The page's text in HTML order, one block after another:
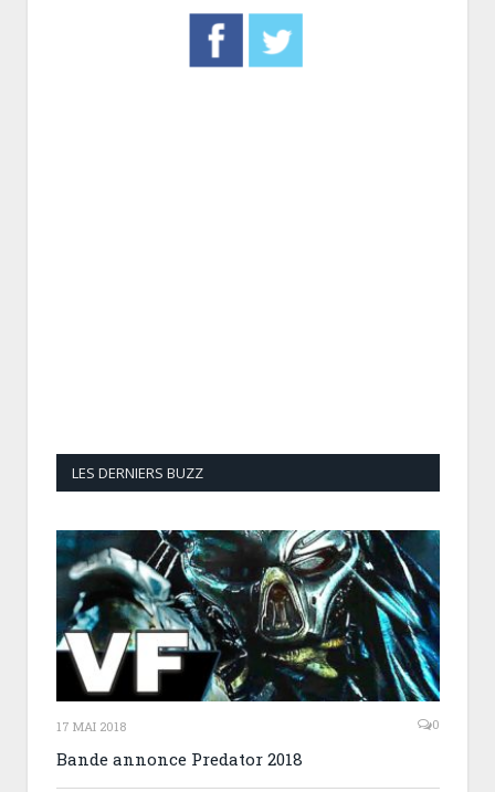
LES DERNIERS BUZZ
17 MAI 2018 0
Bande annonce Predator 2018